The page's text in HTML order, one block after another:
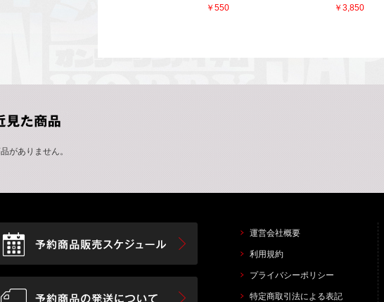
￥550
￥3,850
がありません。
運営会社概要
利用規約
プライバシーポリシー
特定商取引法による表記